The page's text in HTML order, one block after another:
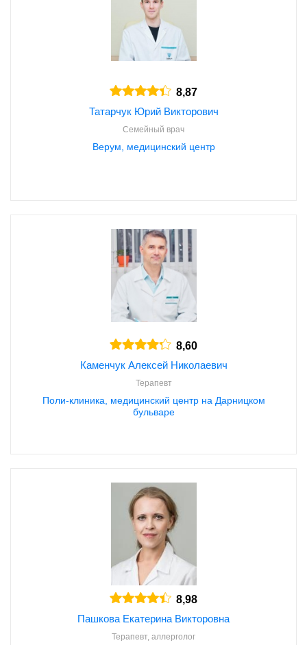
8,87
Татарчук Юрий Викторович
Семейный врач
Верум, медицинский центр
8,60
Каменчук Алексей Николаевич
Терапевт
Поли-клиника, медицинский центр на Дарницком
бульваре
8,98
Пашкова Екатерина Викторовна
Терапевт, аллерголог